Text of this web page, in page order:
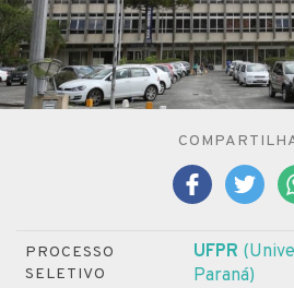
PROCESSO
SELETIVO
UFPR
Paraná)